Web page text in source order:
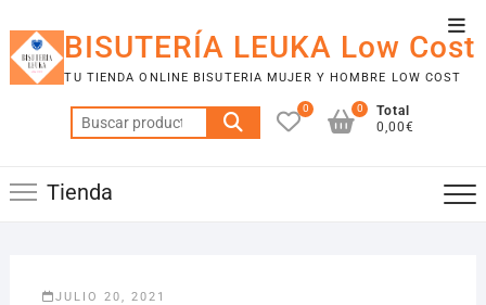
contenido
de
la
BISUTERÍA LEUKA Low Cost
TU TIENDA ONLINE BISUTERIA MUJER Y HOMBRE LOW COST
Buscar
por:
0
Total
0,00€
0
Tienda
JULIO 20, 2021